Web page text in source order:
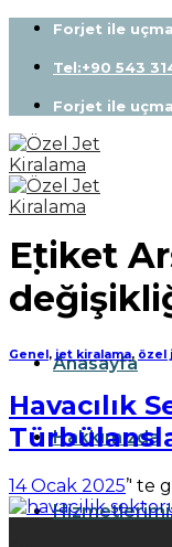
Skip
content
Forjet ile
Tel:+90 543
Forjet ile
Anasayfa
Hakkımızda
Etiket
Genel , jet kiralama, özel
Havacılık
14 Ocak 2025’' te